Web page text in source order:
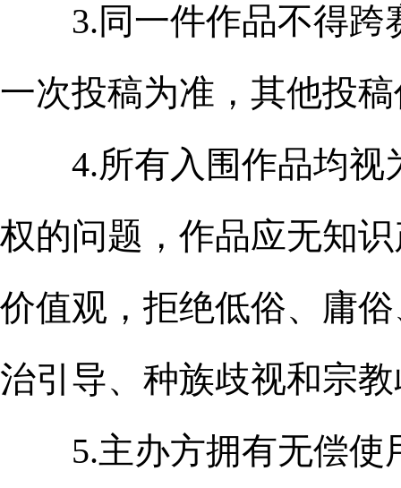
3.同一件作品不得跨
一次投稿为准，其他投
4.所有入围作品均视
权的问题，作品应无知
价值观，拒绝低俗、庸
治引导、种族歧视和宗
5.主办方拥有无偿使